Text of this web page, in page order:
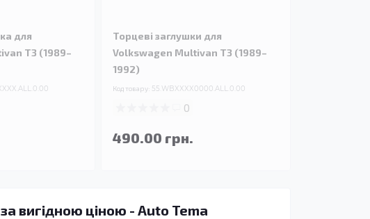
для
T3 (1989–
Торцеві заглушки для
Volkswagen Multivan T3 (1989–
1992)
Код товару: 55.WBXXXX0000.ALL.0.00
0
490.00 грн.
вигідною ціною - Auto Tema